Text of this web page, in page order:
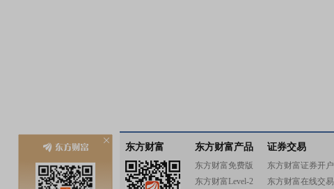
东方财富 东方财富产品
东方财富免费版
东方财富Level-2
证券交易
东方财富证券开户
东方财富在线交易